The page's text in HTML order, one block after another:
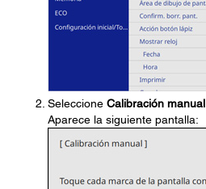
Seleccione Calibración manual
Aparece la siguiente pantalla: